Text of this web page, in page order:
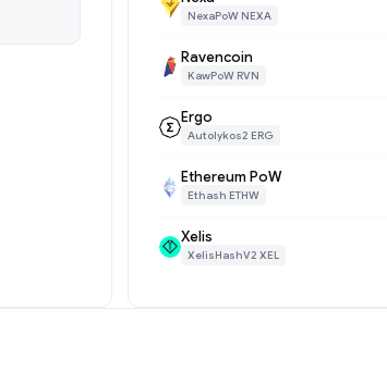
NexaPoW NEXA
Ravencoin
KawPoW RVN
Ergo
Autolykos2 ERG
Ethereum PoW
Ethash ETHW
Xelis
XelisHashV2 XEL